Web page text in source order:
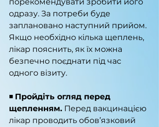
одразу. За потреби буде
заплановано наступний прийом.
Якщо необхідно кілька щеплень,
лікар пояснить, як їх можна
безпечно поєднати під час
одного візиту.
◾️ Пройдіть огляд перед
щепленням. Перед вакцинацією
лікар проводить обов’язковий